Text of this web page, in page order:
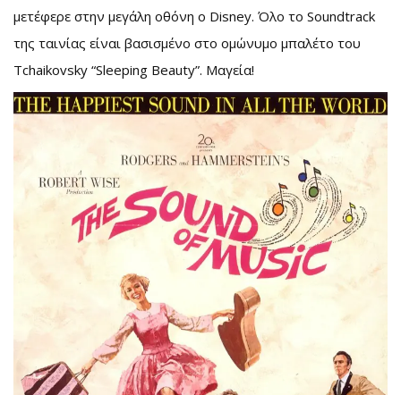
μετέφερε στην μεγάλη οθόνη ο Disney. Όλο το Soundtrack
της ταινίας είναι βασισμένο στο ομώνυμο μπαλέτο του
Tchaikovsky “Sleeping Beauty”. Μαγεία!